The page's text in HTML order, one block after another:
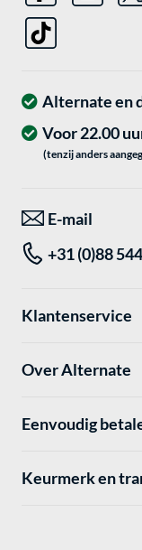
Alternate en
Voor 22.00
(tenzij anders
E-mail
+31 (0)88
Klantenservice
Over Alternate
Eenvoudig
Keurmerk en